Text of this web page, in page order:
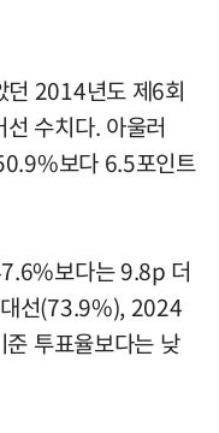
던 2014년도 제6회
수치다. 아울러
보다 6.5포인트
보다는 9.8p 더
선(73.9%), 2024
투표율보다는 낮